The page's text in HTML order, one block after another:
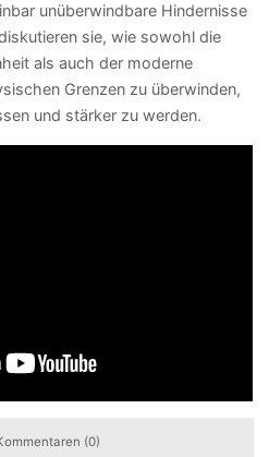
unüberwindbare Hindernisse
sie, wie sowohl die
als auch der moderne
Grenzen zu überwinden,
und stärker zu werden.
(0)